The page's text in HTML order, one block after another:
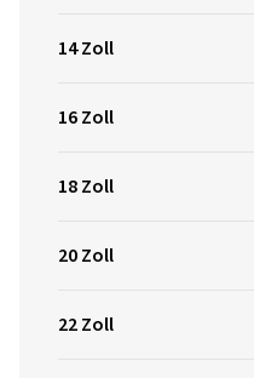
14 Zoll
16 Zoll
18 Zoll
20 Zoll
22 Zoll